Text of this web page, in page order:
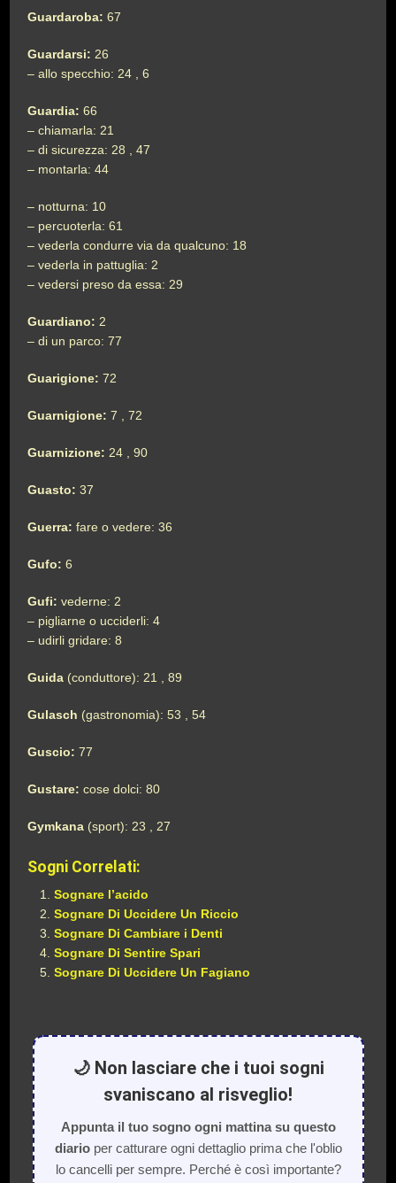
Guardaroba: 67
Guardarsi: 26
– allo specchio: 24 , 6
Guardia: 66
– chiamarla: 21
– di sicurezza: 28 , 47
– montarla: 44
– notturna: 10
– percuoterla: 61
– vederla condurre via da qualcuno: 18
– vederla in pattuglia: 2
– vedersi preso da essa: 29
Guardiano: 2
– di un parco: 77
Guarigione: 72
Guarnigione: 7 , 72
Guarnizione: 24 , 90
Guasto: 37
Guerra: fare o vedere: 36
Gufo: 6
Gufi: vederne: 2
– pigliarne o ucciderli: 4
– udirli gridare: 8
Guida (conduttore): 21 , 89
Gulasch (gastronomia): 53 , 54
Guscio: 77
Gustare: cose dolci: 80
Gymkana (sport): 23 , 27
Sogni Correlati:
Sognare l’acido
Sognare Di Uccidere Un Riccio
Sognare Di Cambiare i Denti
Sognare Di Sentire Spari
Sognare Di Uccidere Un Fagiano
🌙 Non lasciare che i tuoi sogni
svaniscano al risveglio!
Appunta il tuo sogno ogni mattina su questo
diarioper catturare ogni dettaglio prima che l'oblio
lo cancelli per sempre. Perché è così importante?